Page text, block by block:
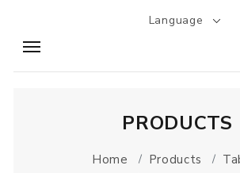
Language
PRODUCTS
Home Products